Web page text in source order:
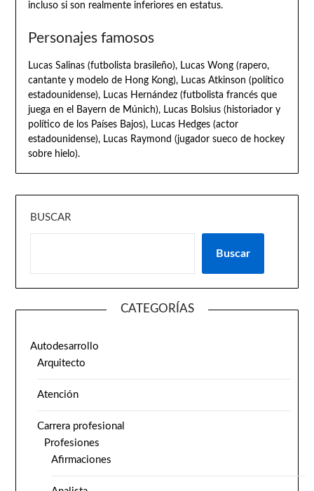
incluso si son realmente inferiores en estatus.
Personajes famosos
Lucas Salinas (futbolista brasileño), Lucas Wong (rapero,
cantante y modelo de Hong Kong), Lucas Atkinson (político
estadounidense), Lucas Hernández (futbolista francés que
juega en el Bayern de Múnich), Lucas Bolsius (historiador y
político de los Países Bajos), Lucas Hedges (actor
estadounidense), Lucas Raymond (jugador sueco de hockey
sobre hielo).
BUSCAR
Buscar
CATEGORÍAS
Autodesarrollo
Arquitecto
Atención
Carrera profesional
Profesiones
Afirmaciones